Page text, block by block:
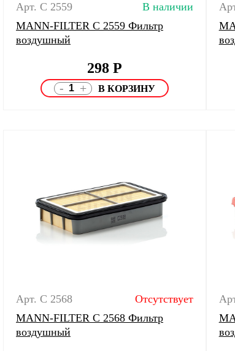
Арт. C 2559
В наличии
MANN-FILTER C 2559 Фильтр
воздушный
298 Р
- +
Арт. C 2568
Отсутствует
MANN-FILTER C 2568 Фильтр
воздушный